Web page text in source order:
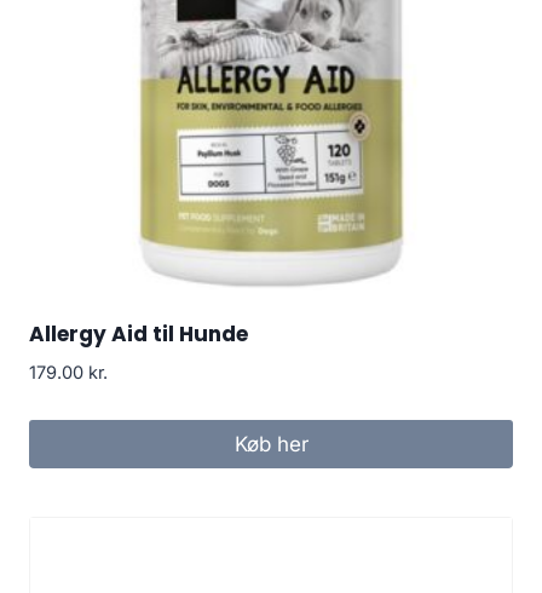
Allergy Aid til Hunde
179.00 kr.
Køb her